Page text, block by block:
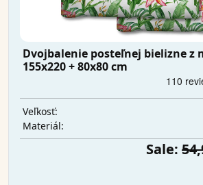
Dvojbalenie posteľnej bielizne z
155x220 + 80x80 cm
Veľkosť:
Materiál:
Sale: